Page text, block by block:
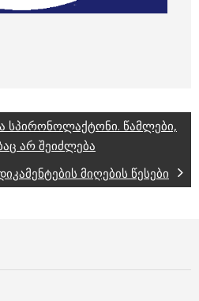
სპირონოლაქტონი. წამლები,
არ შეიძლება
მიღების წესები